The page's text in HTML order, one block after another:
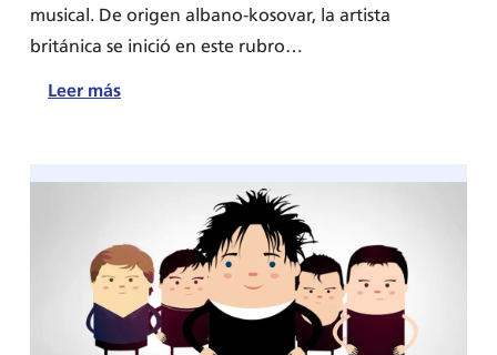
musical. De origen albano-kosovar, la artista
británica se inició en este rubro…
Leer más:
de
Lipa
para
practicar
inglés